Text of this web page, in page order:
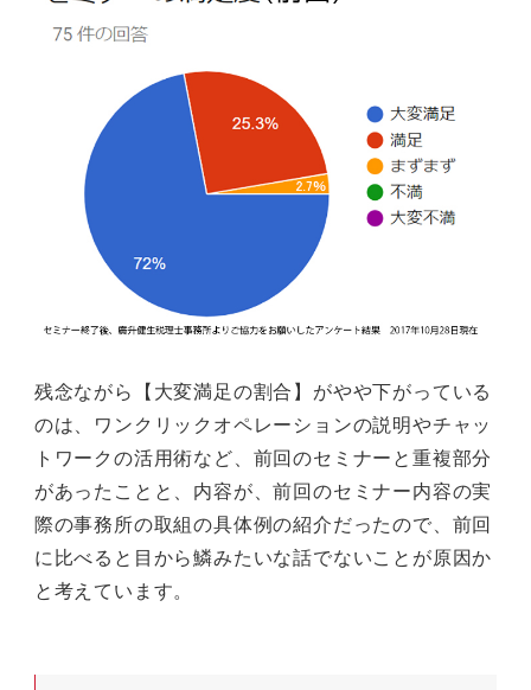
残念ながら【大変満足の割合】がやや下がっている
のは、ワンクリックオペレーションの説明やチャッ
トワークの活用術など、前回のセミナーと重複部分
があったことと、内容が、前回のセミナー内容の実
際の事務所の取組の具体例の紹介だったので、前回
に比べると目から鱗みたいな話でないことが原因か
と考えています。